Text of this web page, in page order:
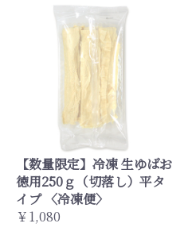
【数量限定】冷凍 生ゆばお
徳用250ｇ（切落し）平タ
イプ 〈冷凍便〉
￥1,080